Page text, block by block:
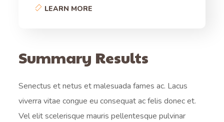
LEARN MORE
Summary Results
Senectus et netus et malesuada fames ac. Lacus
viverra vitae congue eu consequat ac felis donec et.
Vel elit scelerisque mauris pellentesque pulvinar